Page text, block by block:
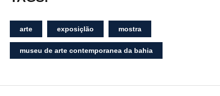
arte exposiçlão mostra
museu de arte contemporanea da bahia